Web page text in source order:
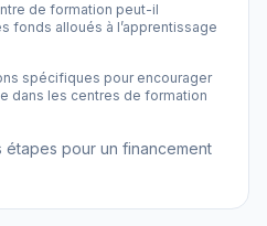
de formation peut-il
fonds alloués à l’apprentissage
spécifiques pour encourager
dans les centres de formation
pour un financement